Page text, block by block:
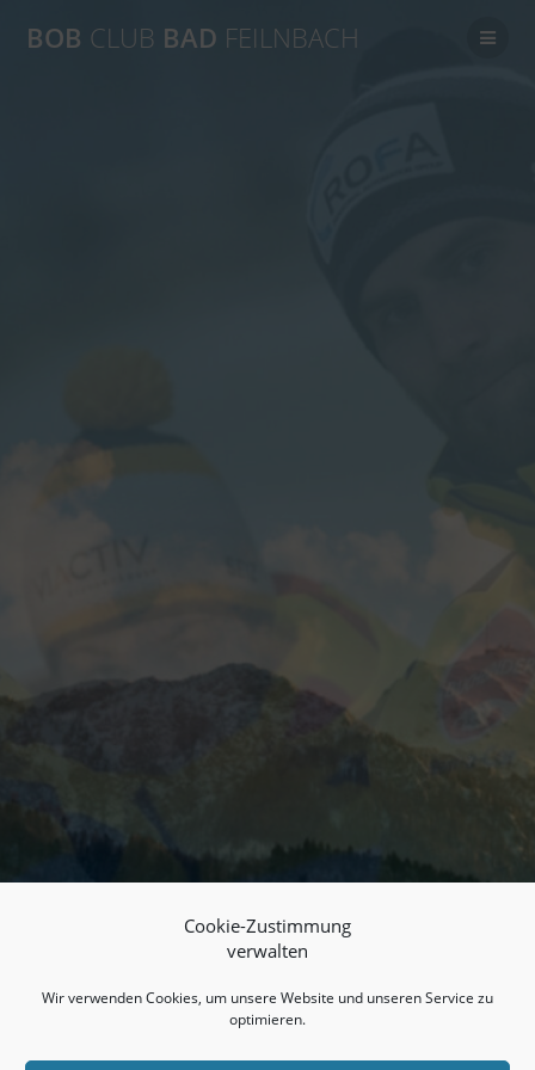
Cookie-Zustimmung
verwalten
Wir verwenden Cookies, um unsere Website und unseren Service zu
optimieren.
Inhalt
BOB CLUB BAD FEILNBACH